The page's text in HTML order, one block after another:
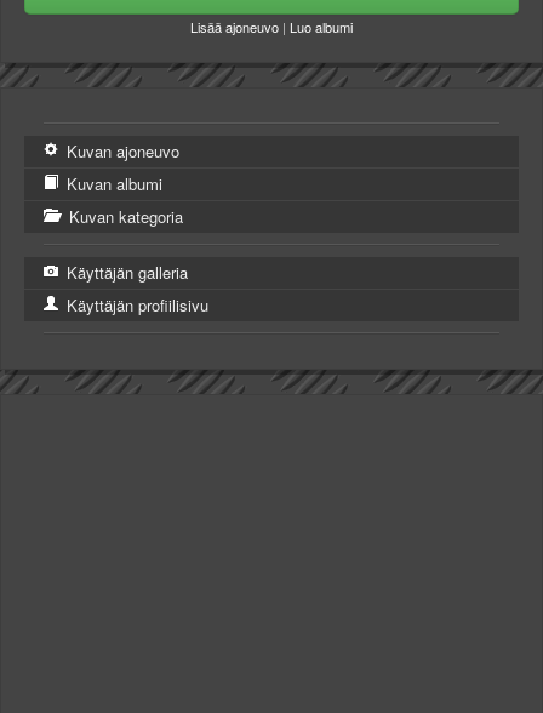
Lisää ajoneuvo | Luo albumi
Kuvan ajoneuvo
Kuvan albumi
Kuvan kategoria
Käyttäjän galleria
Käyttäjän profiilisivu